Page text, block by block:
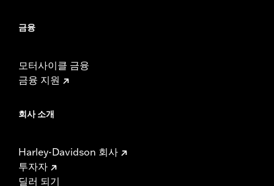
금융
모터사이클 금융
금융 지원
회사 소개
Harley-Davidson 회사
투자자
딜러 되기